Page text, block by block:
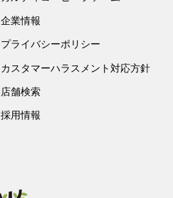
企業情報
プライバシーポリシー
カスタマーハラスメント対応方針
店舗検索
採用情報